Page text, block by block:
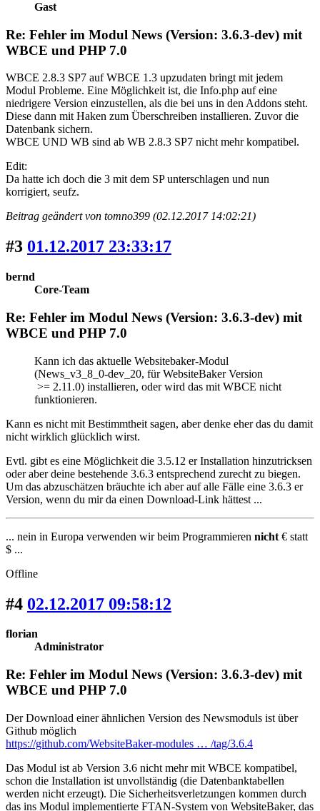
Gast
Re: Fehler im Modul News (Version: 3.6.3-dev) mit
WBCE und PHP 7.0
WBCE 2.8.3 SP7 auf WBCE 1.3 upzudaten bringt mit jedem
Modul Probleme. Eine Möglichkeit ist, die Info.php auf eine
niedrigere Version einzustellen, als die bei uns in den Addons steht.
Diese dann mit Haken zum Überschreiben installieren. Zuvor die
Datenbank sichern.
WBCE UND WB sind ab WB 2.8.3 SP7 nicht mehr kompatibel.
Edit:
Da hatte ich doch die 3 mit dem SP unterschlagen und nun
korrigiert, seufz.
Beitrag geändert von tomno399 (02.12.2017 14:02:21)
#3 01.12.2017 23:33:17
bernd
Core-Team
Re: Fehler im Modul News (Version: 3.6.3-dev) mit
WBCE und PHP 7.0
Kann ich das aktuelle Websitebaker-Modul
(News_v3_8_0-dev_20, für WebsiteBaker Version
>= 2.11.0) installieren, oder wird das mit WBCE nicht
funktionieren.
Kann es nicht mit Bestimmtheit sagen, aber denke eher das du damit
nicht wirklich glücklich wirst.
Evtl. gibt es eine Möglichkeit die 3.5.12 er Installation hinzutricksen
oder aber deine bestehende 3.6.3 entsprechend zurecht zu biegen.
Um das abzuschätzen bräuchte ich aber auf alle Fälle eine 3.6.3 er
Version, wenn du mir da einen Download-Link hättest ...
... nein in Europa verwenden wir beim Programmieren nicht € statt
$ ...
Offline
#4 02.12.2017 09:58:12
florian
Administrator
Re: Fehler im Modul News (Version: 3.6.3-dev) mit
WBCE und PHP 7.0
Der Download einer ähnlichen Version des Newsmoduls ist über
Github möglich
https://github.com/WebsiteBaker-modules … /tag/3.6.4
Das Modul ist ab Version 3.6 nicht mehr mit WBCE kompatibel,
schon die Installation ist unvollständig (die Datenbanktabellen
werden nicht erzeugt). Die Sicherheitsverletzungen kommen durch
das ins Modul implementierte FTAN-System von WebsiteBaker, das